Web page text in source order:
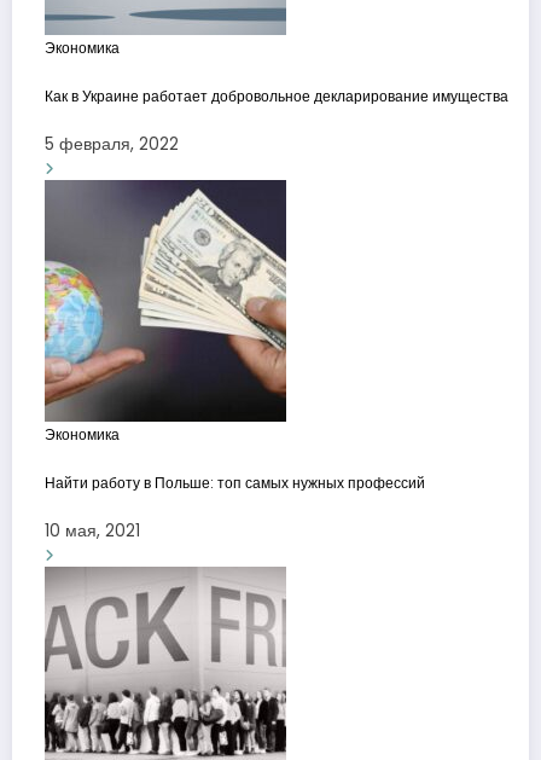
Экономика
Как в Украине работает добровольное декларирование имущества
5 февраля, 2022
Экономика
Найти работу в Польше: топ самых нужных профессий
10 мая, 2021